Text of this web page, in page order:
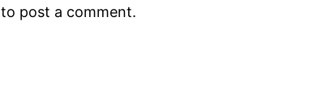
to post a comment.